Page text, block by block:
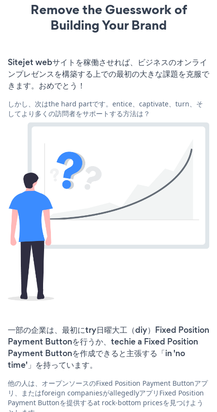
Remove the Guesswork of
Building Your Brand
Sitejet webサイトを稼働させれば、ビジネスのオンライ
ンプレゼンスを構築する上での最初の大きな課題を克服で
きます。おめでとう！
しかし、次はthe hard partです。entice、captivate、turn、そ
してより多くの訪問者をサポートする方法は？
一部の企業は、最初にtry日曜大工（diy）Fixed Position
Payment Buttonを行うか、techie a Fixed Position
Payment Buttonを作成できると主張する「in 'no
time'」を持っています。
他の人は、オープンソースのFixed Position Payment Buttonアプ
リ、またはforeign companiesがallegedlyアプリFixed Position
Payment Buttonを提供するat rock-bottom pricesを見つけよう